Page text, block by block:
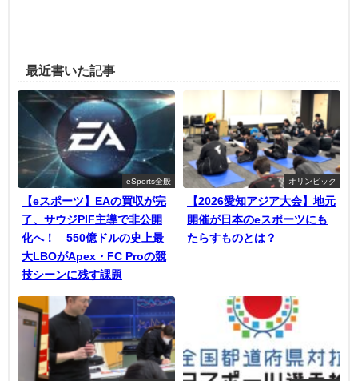
最近書いた記事
eSports全般
【eスポーツ】EAの買収が完
了、サウジPIF主導で非公開
化へ！ 550億ドルの史上最
大LBOがApex・FC Proの競
技シーンに残す課題
オリンピック
【2026愛知アジア大会】地元
開催が日本のeスポーツにも
たらすものとは？